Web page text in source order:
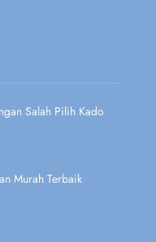
Salah Pilih Kado
Murah Terbaik